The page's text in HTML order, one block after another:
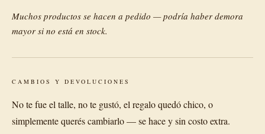
Muchos productos se hacen a pedido — podría haber demora
mayor si no está en stock.
CAMBIOS Y DEVOLUCIONES
No te fue el talle, no te gustó, el regalo quedó chico, o
simplemente querés cambiarlo — se hace y sin costo extra.